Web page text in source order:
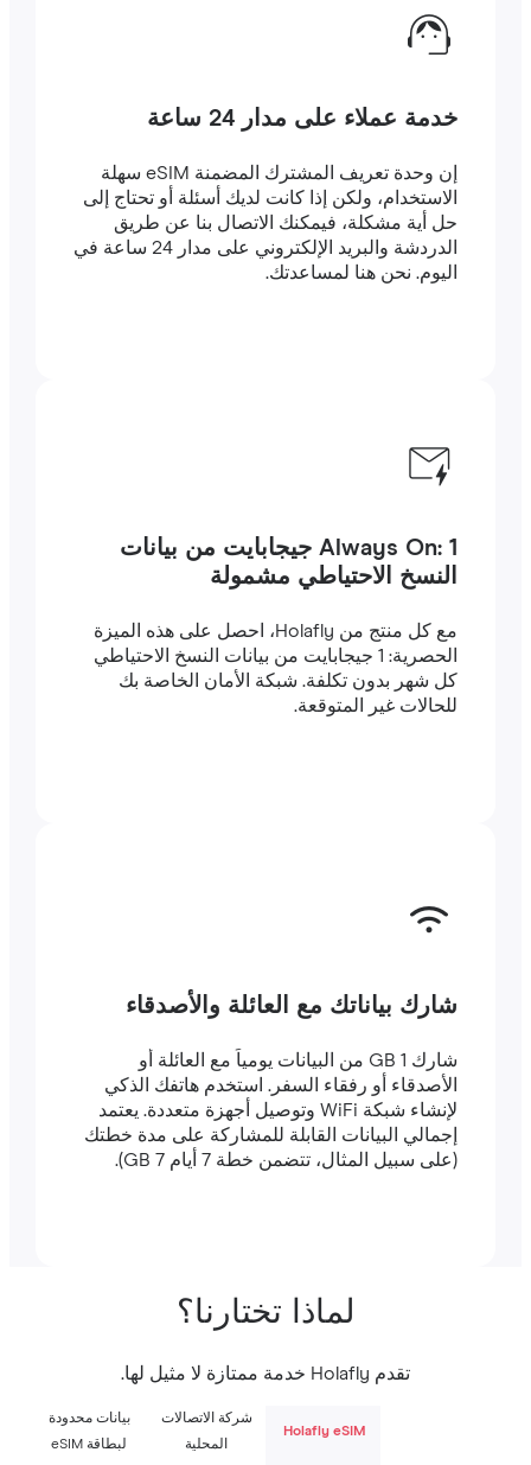
خدمة عملاء على مدار 24 ساعة
إن وحدة تعريف المشترك المضمنة eSIM سهلة
الاستخدام، ولكن إذا كانت لديك أسئلة أو تحتاج إلى
حل أية مشكلة، فيمكنك الاتصال بنا عن طريق
الدردشة والبريد الإلكتروني على مدار 24 ساعة في
اليوم. نحن هنا لمساعدتك.
Always On: 1 جيجابايت من بيانات
النسخ الاحتياطي مشمولة
مع كل منتج من Holafly، احصل على هذه الميزة
الحصرية: 1 جيجابايت من بيانات النسخ الاحتياطي
كل شهر بدون تكلفة. شبكة الأمان الخاصة بك
للحالات غير المتوقعة.
شارك بياناتك مع العائلة والأصدقاء
شارك 1 GB من البيانات يومياً مع العائلة أو
الأصدقاء أو رفقاء السفر. استخدم هاتفك الذكي
لإنشاء شبكة WiFi وتوصيل أجهزة متعددة. يعتمد
إجمالي البيانات القابلة للمشاركة على مدة خطتك
(على سبيل المثال، تتضمن خطة 7 أيام 7 GB).
لماذا تختارنا؟
Holafly eSIM
شركة الاتصالات
بيانات محدودة